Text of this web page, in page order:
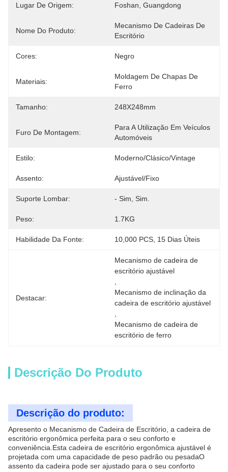
Lugar De Origem: Foshan, Guangdong
Nome Do Produto:
Mecanismo De Cadeiras De
Escritório
Cores: Negro
Materiais:
Moldagem De Chapas De
Ferro
Tamanho: 248X248mm
Furo De Montagem:
Para A Utilização Em Veículos
Automóveis
Estilo: Moderno/Clásico/Vintage
Assento: Ajustável/Fixo
Suporte Lombar: - Sim, Sim.
Peso: 1.7KG
Habilidade Da Fonte: 10,000 PCS, 15 Dias Úteis
Destacar:
Mecanismo de cadeira de
escritório ajustável
Mecanismo de inclinação da
cadeira de escritório ajustável
Mecanismo de cadeira de
escritório de ferro
Descrição Do Produto
Descrição do produto:
Apresento o Mecanismo de Cadeira de Escritório, a cadeira de
escritório ergonômica perfeita para o seu conforto e
conveniência.Esta cadeira de escritório ergonômica ajustável é
projetada com uma capacidade de peso padrão ou pesadaO
assento da cadeira pode ser ajustado para o seu conforto